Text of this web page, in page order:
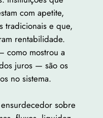
com apetite,
tradicionais e que,
rentabilidade.
como mostrou a
juros — são os
no sistema.
sobre